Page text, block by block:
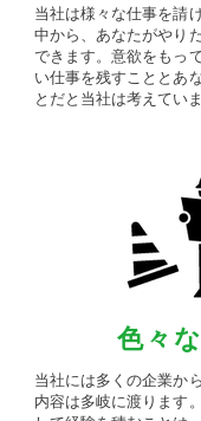
当社は様々な仕事を請
中から、あなたがやり
できます。意欲をもっ
い仕事を残すこととあ
とだと当社は考えていま
色々
当社には多くの企業か
内容は多岐に渡ります